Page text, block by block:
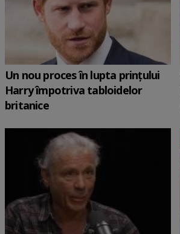
Un nou proces în lupta prinţului
Harry împotriva tabloidelor
britanice